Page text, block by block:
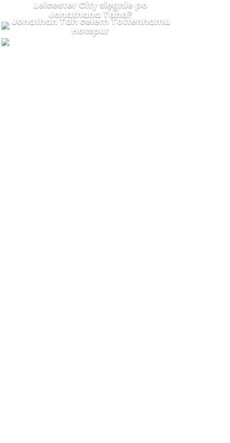
Leicester City sięgnie po
Jonathana Taha?
Jonathan Tah celem Tottenhamu
Hotspur